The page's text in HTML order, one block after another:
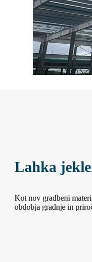
Lahka
Kot nov gradbeni
obdobja gradnje in